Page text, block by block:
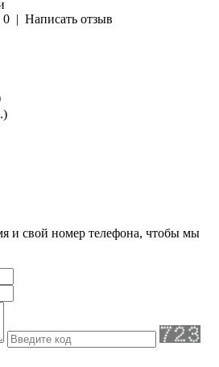
0 | Написать отзыв
и свой номер телефона, чтобы мы